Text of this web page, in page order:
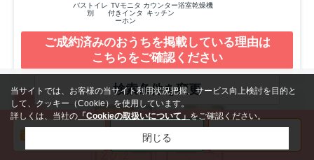
バストイレ
別
TVモニタ
付きインタ
ーホン
カウンター
キッチン
浴室乾燥機
ご成約済みのおうちを掲載している理由は
こちらをご確認ください
ご成約済み
検索条件を変更
当サイトでは、お客様の当サイト利用状況把握、サービス向上検討を目的と
して、クッキー（Cookie）を使用しています。
詳しくは、当社の 「Cookieの取扱いについて」をご確認ください。
閉じる